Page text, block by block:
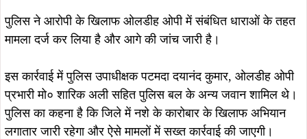
पुलिस ने आरोपी के खिलाफ ओलडीह ओपी में संबंधित धाराओं के तहत
मामला दर्ज कर लिया है और आगे की जांच जारी है।
इस कार्रवाई में पुलिस उपाधीक्षक पटमदा दयानंद कुमार, ओलडीह ओपी
प्रभारी मो० शारिक अली सहित पुलिस बल के अन्य जवान शामिल थे।
पुलिस का कहना है कि जिले में नशे के कारोबार के खिलाफ अभियान
लगातार जारी रहेगा और ऐसे मामलों में सख्त कार्रवाई की जाएगी।